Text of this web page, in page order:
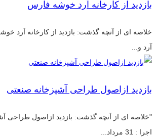
بازدید از کارخانه آرد خوشه فارس
خلاصه ای از آنچه گذشت: بازدید از کارخانه آرد
آرد و...
بازدید ازاصول طراحی آشپزخانه صنعتی
"خلاصه ای از آنچه گذشت: بازدید ازاصول طراحی
اجرا : 31 مرداد...